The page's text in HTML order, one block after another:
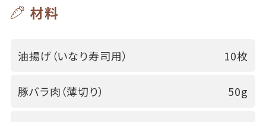
材料
油揚げ（いなり寿司用） 10枚
豚バラ肉（薄切り） 50g